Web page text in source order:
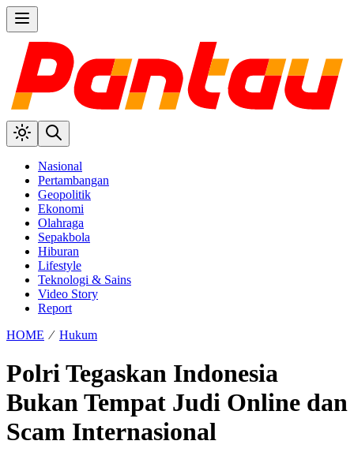
Nasional
Pertambangan
Geopolitik
Ekonomi
Olahraga
Sepakbola
Hiburan
Lifestyle
Teknologi & Sains
Video Story
Report
HOME ⁄ Hukum
Polri Tegaskan Indonesia
Bukan Tempat Judi Online dan
Scam Internasional